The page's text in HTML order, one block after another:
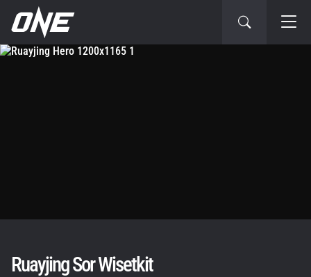
Ruayjing Sor Wisetkit